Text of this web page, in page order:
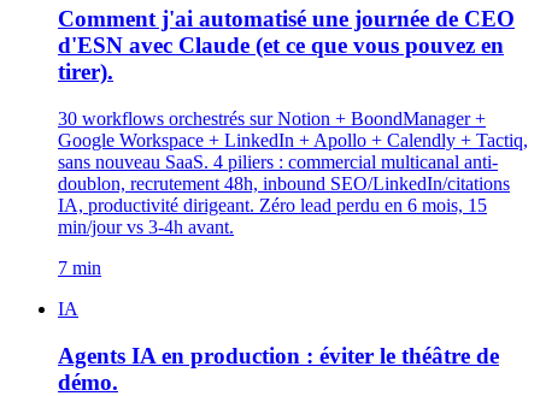
Comment j'ai automatisé une journée de CEO
d'ESN avec Claude (et ce que vous pouvez en
tirer).
30 workflows orchestrés sur Notion + BoondManager +
Google Workspace + LinkedIn + Apollo + Calendly + Tactiq,
sans nouveau SaaS. 4 piliers : commercial multicanal anti-
doublon, recrutement 48h, inbound SEO/LinkedIn/citations
IA, productivité dirigeant. Zéro lead perdu en 6 mois, 15
min/jour vs 3-4h avant.
7 min
IA
Agents IA en production : éviter le théâtre de
démo.